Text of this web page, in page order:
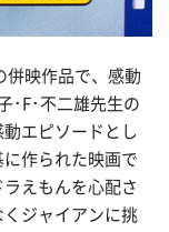
併映作品で、感動
･F･不二雄先生の
エピソードとし
作られた映画で
えもんを心配さ
ジャイアンに挑